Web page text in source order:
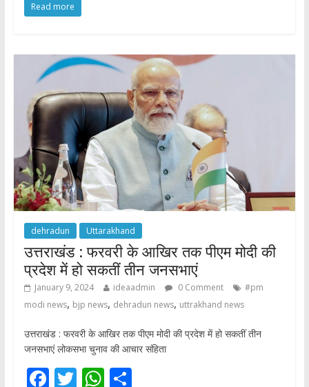
e
o
o
k
itt
A
p
Read more
dehradun Uttarakhand
उत्तराखंड : फरवरी के आखिर तक पीएम मोदी की
प्रदेश में हो सकतीं तीन जनसभाएं
January 9, 2024 ideaadmin 0 Comment
#pm
modi news, bjp news, dehradun news, uttrakhand news
उत्तराखंड : फरवरी के आखिर तक पीएम मोदी की प्रदेश में हो सकतीं तीन
जनसभाएं लोकसभा चुनाव की आचार संहिता
F T W S